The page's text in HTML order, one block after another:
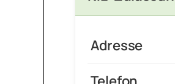
Adresse